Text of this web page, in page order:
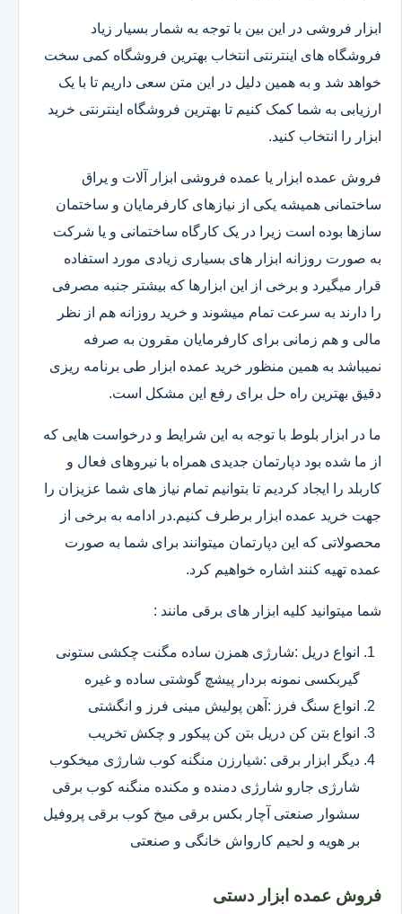
ابزار فروشی در این بین با توجه به شمار بسیار زیاد
فروشگاه های اینترنتی انتخاب بهترین فروشگاه کمی سخت
خواهد شد و به همین دلیل در این متن سعی داریم تا با یک
ارزیابی به شما کمک کنیم تا بهترین فروشگاه اینترنتی خرید
ابزار را انتخاب کنید.
فروش عمده ابزار یا عمده فروشی ابزار آلات و یراق
ساختمانی همیشه یکی از نیازهای کارفرمایان و ساختمان
سازها بوده است زیرا در یک کارگاه ساختمانی و یا شرکت
به صورت روزانه ابزار های بسیاری زیادی مورد استفاده
قرار میگیرد و برخی از این ابزارها که بیشتر جنبه مصرفی
را دارند به سرعت تمام میشوند و خرید روزانه هم از نظر
مالی و هم زمانی برای کارفرمایان مقرون به صرفه
نمیباشد به همین منظور خرید عمده ابزار طی برنامه ریزی
دقیق بهترین راه حل برای رفع این مشکل است.
ما در ابزار بلوط با توجه به این شرایط و درخواست هایی که
از ما شده بود دپارتمان جدیدی همراه با نیروهای فعال و
کاربلد را ایجاد کردیم تا بتوانیم تمام نیاز های شما عزیزان را
جهت خرید عمده ابزار برطرف کنیم.در ادامه به برخی از
محصولاتی که این دپارتمان میتوانند برای شما به صورت
عمده تهیه کنند اشاره خواهیم کرد.
شما میتوانید کلیه ابزار های برقی مانند :
انواع دریل :شارژی همزن ساده مگنت چکشی ستونی
گیربکسی نمونه بردار پیشچ گوشتی ساده و غیره
انواع سنگ فرز :آهن پولیش مینی فرز و انگشتی
انواع بتن کن دریل بتن کن پیکور و چکش تخریب
دیگر ابزار برقی :شیارزن منگنه کوب شارژی میخکوب
شارژی جارو شارژی دمنده و مکنده منگنه کوب برقی
سشوار صنعتی آچار بکس برقی میخ کوب برقی پروفیل
بر هویه و لحیم کارواش خانگی و صنعتی
فروش عمده ابزار دستی